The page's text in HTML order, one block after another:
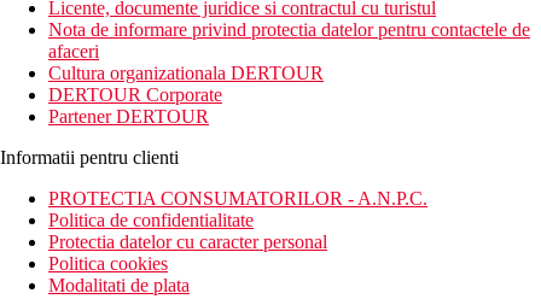
Licente, documente juridice si contractul cu turistul
Nota de informare privind protectia datelor pentru contactele de
afaceri
Cultura organizationala DERTOUR
DERTOUR Corporate
Partener DERTOUR
Informatii pentru clienti
PROTECTIA CONSUMATORILOR - A.N.P.C.
Politica de confidentialitate
Protectia datelor cu caracter personal
Politica cookies
Modalitati de plata